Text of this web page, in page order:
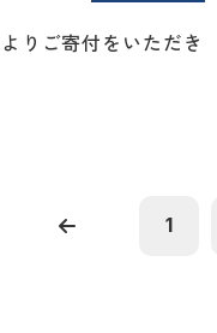
りご寄付をいただき
1